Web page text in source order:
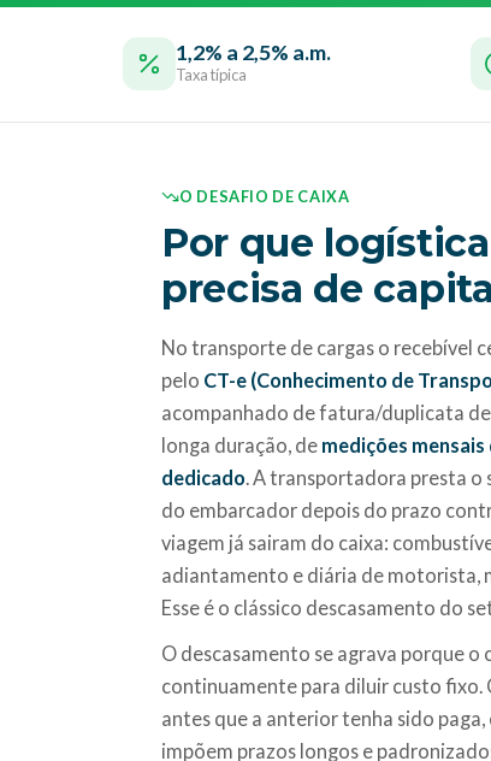
1,2% a 2,5% a.m.
Taxa típica
O DESAFIO DE CAIXA
Por que
precisa de
No transporte de cargas o recebível
pelo CT-e (Conhecimento de
acompanhado de fatura/duplicata
longa duração, de medições
dedicado . A transportadora presta o
do embarcador depois do prazo
viagem já sairam do caixa:
adiantamento e diária de motorista,
Esse é o clássico descasamento do
O descasamento se agrava porque o
continuamente para diluir custo fixo.
antes que a anterior tenha sido
impõem prazos longos e